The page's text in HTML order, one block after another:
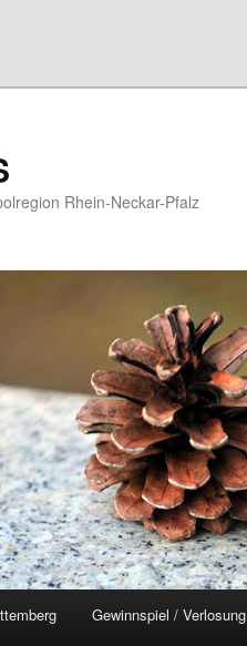
Rhein-Neckar-Pfalz
Gewinnspiel / Verlosung